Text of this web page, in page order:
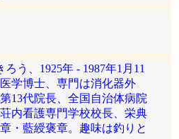
う、1925年 - 1987年1月11
学博士、専門は消化器外
13代院長、全国自治体病院
内看護専門学校校長、栄典
・藍綬褒章。趣味は釣りと